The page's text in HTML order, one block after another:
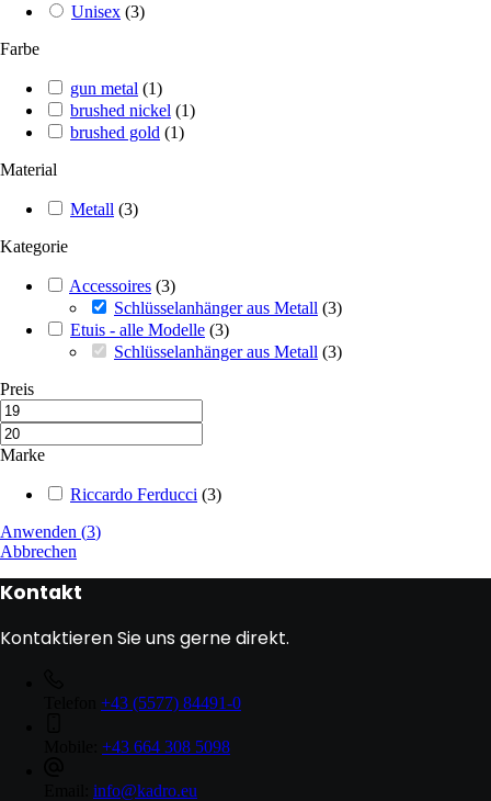
Unisex (3)
Farbe
gun metal (1)
brushed nickel (1)
brushed gold (1)
Material
Metall (3)
Kategorie
Accessoires (3)
Schlüsselanhänger aus Metall (3)
Etuis - alle Modelle (3)
Schlüsselanhänger aus Metall (3)
Preis
Marke
Riccardo Ferducci (3)
Anwenden (3)
Abbrechen
Kontakt
Kontaktieren Sie uns gerne direkt.
+43 (5577) 84491-0
+43 664 308 5098
info@kadro.eu